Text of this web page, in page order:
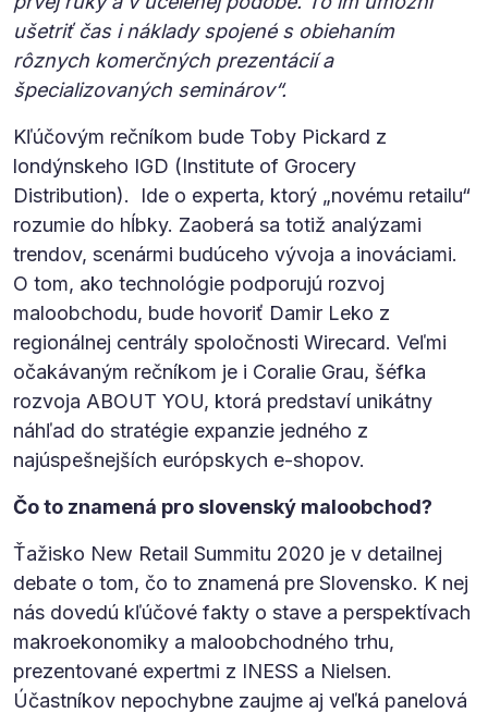
ušetriť čas i náklady spojené s obiehaním
rôznych komerčných prezentácií a
špecializovaných seminárov“.
Kľúčovým rečníkom bude Toby Pickard z
londýnskeho IGD (Institute of Grocery
Distribution). Ide o experta, ktorý „novému retailu“
rozumie do hĺbky. Zaoberá sa totiž analýzami
trendov, scenármi budúceho vývoja a inováciami.
O tom, ako technológie podporujú rozvoj
maloobchodu, bude hovoriť Damir Leko z
regionálnej centrály spoločnosti Wirecard. Veľmi
očakávaným rečníkom je i Coralie Grau, šéfka
rozvoja ABOUT YOU, ktorá predstaví unikátny
náhľad do stratégie expanzie jedného z
najúspešnejších európskych e-shopov.
Čo to znamená pro slovenský maloobchod?
Ťažisko New Retail Summitu 2020 je v detailnej
debate o tom, čo to znamená pre Slovensko. K nej
nás dovedú kľúčové fakty o stave a perspektívach
makroekonomiky a maloobchodného trhu,
prezentované expertmi z INESS a Nielsen.
Účastníkov nepochybne zaujme aj veľká panelová